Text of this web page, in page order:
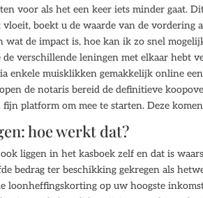
voor als het een keer iets minder gaat.
boekt u de waarde van de
wat de impact is, hoe kan ik zo snel
de verschillende leningen met elkaar hebt
enkele muisklikken gemakkelijk online
de notaris bereid de definitieve
fijn platform om mee te starten. Deze
hoe werkt dat?
liggen in het kasboek zelf en dat is
bedrag ter beschikking gekregen als
loonheffingskorting op uw hoogste